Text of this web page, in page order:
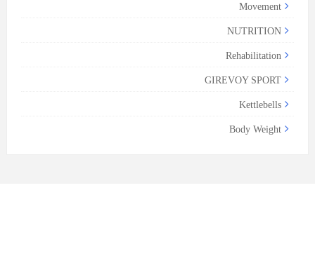
Movement
NUTRITION
Rehabilitation
GIREVOY SPORT
Kettlebells
Body Weight